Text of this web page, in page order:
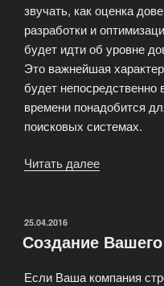
звучать, как оценка
разработки и
будет идти об уровне
Это важнейшая
будет непосредственно
времени понадобится
поисковых системах.
Читать далее
сайту?»
ОПУБЛИКОВАНО
25.04.2016
Создание
Если Ваша компания